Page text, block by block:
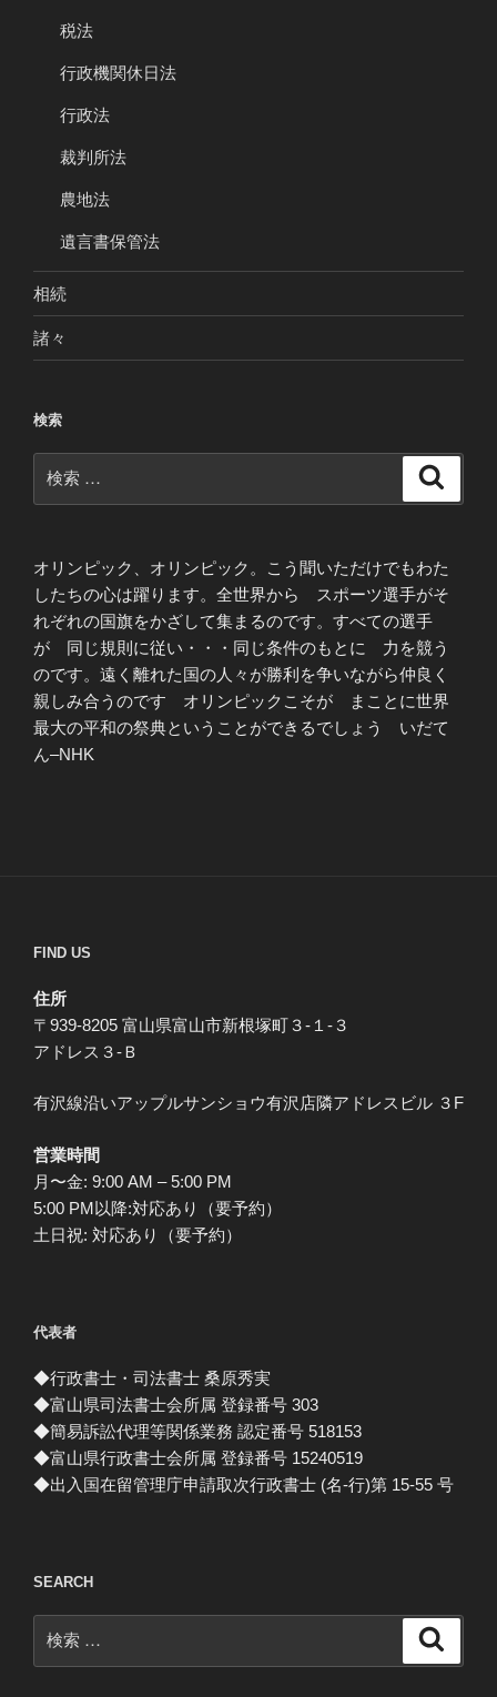
税法
行政機関休日法
行政法
裁判所法
農地法
遺言書保管法
相続
諸々
検索
索:
オリンピック、オリンピック。こう聞いただけでもわた
したちの心は躍ります。全世界から スポーツ選手がそ
れぞれの国旗をかざして集まるのです。すべての選手
が 同じ規則に従い・・・同じ条件のもとに 力を競う
のです。遠く離れた国の人々が勝利を争いながら仲良く
親しみ合うのです オリンピックこそが まことに世界
最大の平和の祭典ということができるでしょう いだて
ん–NHK
FIND US
住所
〒939-8205 富山県富山市新根塚町３-１-３
アドレス３-Ｂ
有沢線沿いアップルサンショウ有沢店隣アドレスビル ３F
営業時間
月〜金: 9:00 AM – 5:00 PM
5:00 PM以降:対応あり（要予約）
土日祝: 対応あり（要予約）
代表者
◆行政書士・司法書士 桑原秀実
◆富山県司法書士会所属 登録番号 303
◆簡易訴訟代理等関係業務 認定番号 518153
◆富山県行政書士会所属 登録番号 15240519
◆出入国在留管理庁申請取次行政書士 (名-行)第 15-55 号
SEARCH
索: